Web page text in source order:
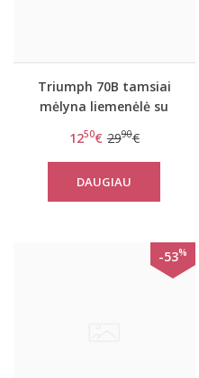
Triumph 70B tamsiai
mėlyna liemenėlė su
1250€ 2990€
DAUGIAU
-53%